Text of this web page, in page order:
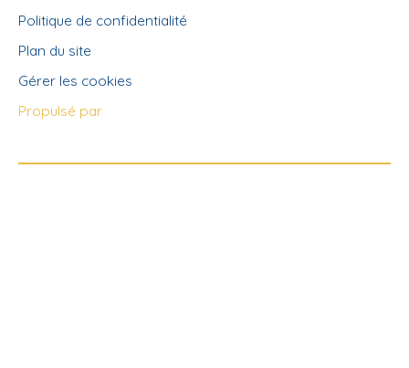
Politique de confidentialité
Plan du site
Gérer les cookies
Propulsé par